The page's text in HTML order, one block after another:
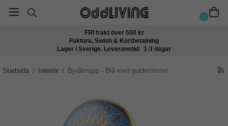
0
FRI frakt över 500 kr
Faktura, Swish & Kortbetalning
Lager i Sverige. Leveranstid: 1-3 dagar
Startsida / Interiör / Byråknopp - Blå med guldmönster